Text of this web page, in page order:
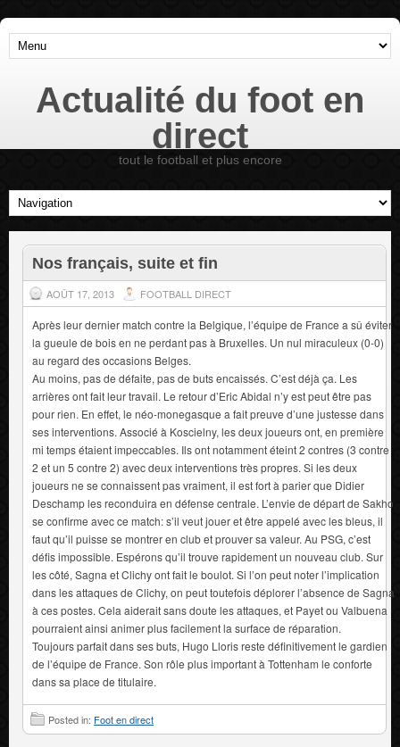
Actualité du foot en
direct
tout le football et plus encore
Nos français, suite et fin
AOÛT 17, 2013 FOOTBALL DIRECT
Après leur dernier match contre la Belgique, l’équipe de France a sû éviter
la gueule de bois en ne perdant pas à Bruxelles. Un nul miraculeux (0-0)
au regard des occasions Belges.
Au moins, pas de défaite, pas de buts encaissés. C’est déjà ça. Les
arrières ont fait leur travail. Le retour d’Eric Abidal n’y est peut être pas
pour rien. En effet, le néo-monegasque a fait preuve d’une justesse dans
ses interventions. Associé à Koscielny, les deux joueurs ont, en première
mi temps étaient impeccables. Ils ont notamment éteint 2 contres (3 contre
2 et un 5 contre 2) avec deux interventions très propres. Si les deux
joueurs ne se connaissent pas vraiment, il est fort à parier que Didier
Deschamp les reconduira en défense centrale. L’envie de départ de Sakho
se confirme avec ce match: s’il veut jouer et être appelé avec les bleus, il
faut qu’il puisse se montrer en club et prouver sa valeur. Au PSG, c’est
défis impossible. Espérons qu’il trouve rapidementun nouveau club. Sur
les côté, Sagna et Clichy ont fait le boulot. Si l’on peut noter l’implication
dans les attaques de Clichy, on peut toutefois déplorer l’absence de Sagna
à ces postes. Cela aiderait sans doute les attaques, et Payet ou Valbuena
pourraient ainsi animer plus facilement la surface de réparation.
Toujours parfait dans ses buts, Hugo Lloris reste définitivement le gardien
de l’équipe de France. Son rôle plus important à Tottenham le conforte
dans sa place de titulaire.
Posted in: Foot en direct